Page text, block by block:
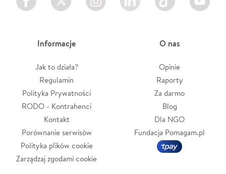
Informacje
Jak to działa?
Regulamin
Polityka Prywatności
RODO - Kontrahenci
Kontakt
Porównanie serwisów
Polityka plików cookie
Zarządzaj zgodami cookie
O nas
Opinie
Raporty
Za darmo
Blog
Dla NGO
Fundacja Pomagam.pl